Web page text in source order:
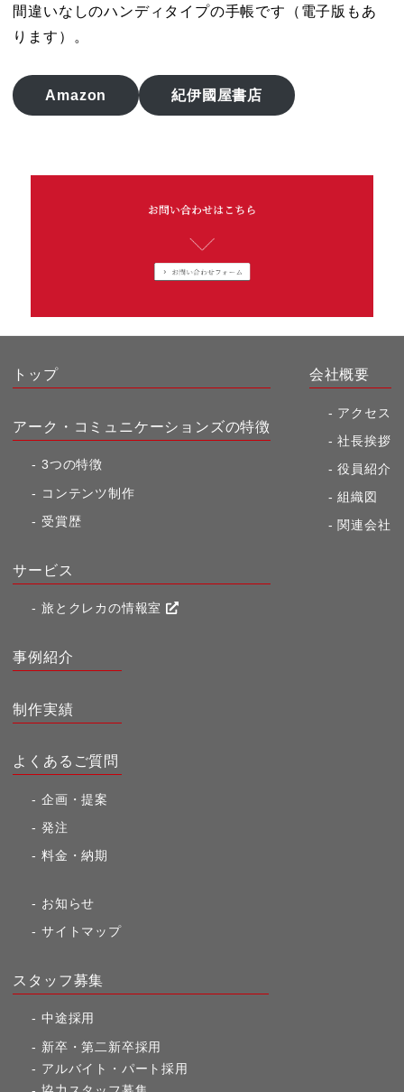
間違いなしのハンディタイプの手帳です（電子版もあ
ります）。
Amazon 紀伊國屋書店
トップ
アーク・コミュニケーションズの特徴
3つの特徴
コンテンツ制作
受賞歴
サービス
旅とクレカの情報室
会社概要
アクセス
社長挨拶
役員紹介
組織図
関連会社
事例紹介
制作実績
よくあるご質問
企画・提案
発注
料金・納期
お知らせ
サイトマップ
スタッフ募集
中途採用
新卒・第二新卒採用
アルバイト・パート採用